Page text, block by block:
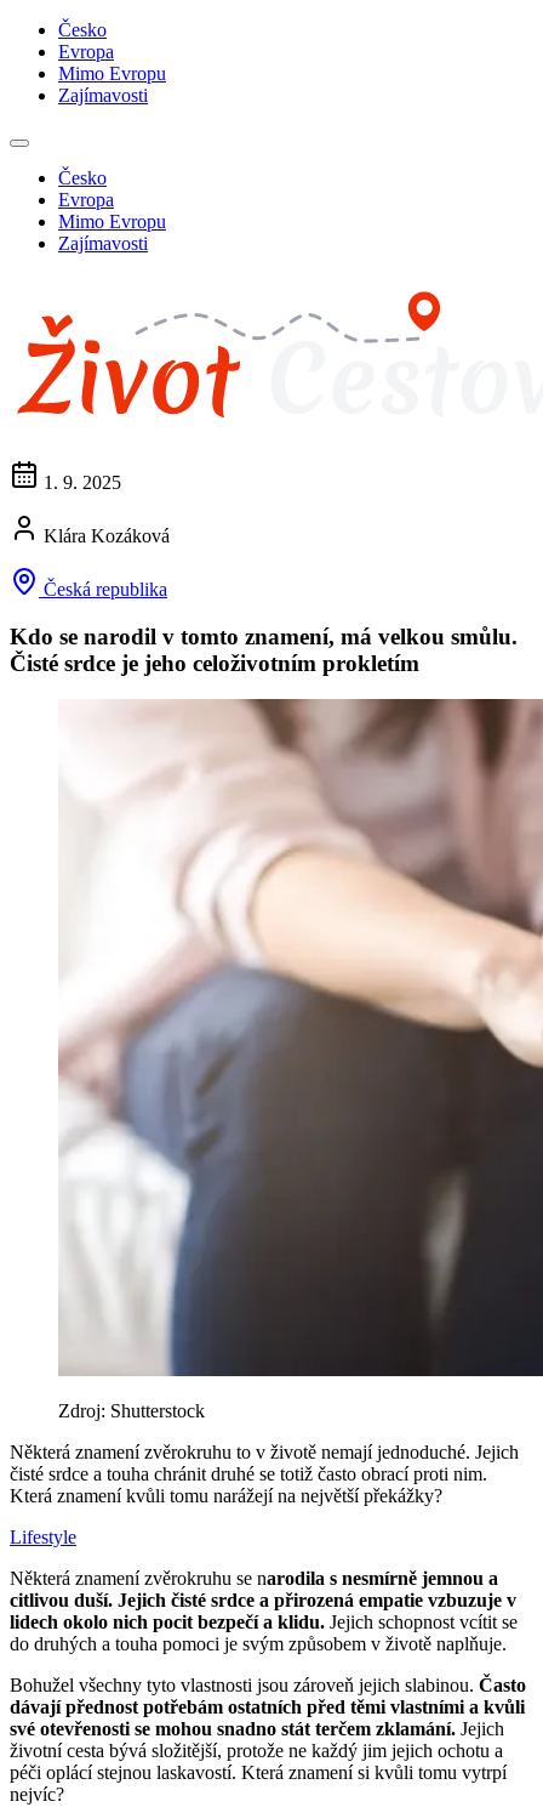
Česko
Evropa
Mimo Evropu
Zajímavosti
Česko
Evropa
Mimo Evropu
Zajímavosti
1. 9. 2025
Klára Kozáková
Česká republika
Kdo se narodil v tomto znamení, má velkou smůlu.
Čisté srdce je jeho celoživotním prokletím
Zdroj: Shutterstock
Některá znamení zvěrokruhu to v životě nemají jednoduché. Jejich
čisté srdce a touha chránit druhé se totiž často obrací proti nim.
Která znamení kvůli tomu narážejí na největší překážky?
Lifestyle
Některá znamení zvěrokruhu se narodila s nesmírně jemnou a
citlivou duší. Jejich čisté srdce a přirozená empatie vzbuzuje v
lidech okolo nich pocit bezpečí a klidu. Jejich schopnost vcítit se
do druhých a touha pomoci je svým způsobem v životě naplňuje.
Bohužel všechny tyto vlastnosti jsou zároveň jejich slabinou. Často
dávají přednost potřebám ostatních před těmi vlastními a kvůli
své otevřenosti se mohou snadno stát terčem zklamání. Jejich
životní cesta bývá složitější, protože ne každý jim jejich ochotu a
péči oplácí stejnou laskavostí. Která znamení si kvůli tomu vytrpí
nejvíc?